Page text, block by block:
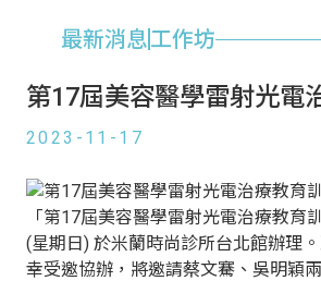
最新消息工作坊
第17屆美容醫學雷射光電
2023-11-17
「第17屆美容醫學雷射光電治療教育
(星期日) 於米蘭時尚診所台北館辦理
幸受邀協辦，將邀請蔡文騫、吳明穎